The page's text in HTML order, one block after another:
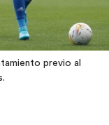
previo al